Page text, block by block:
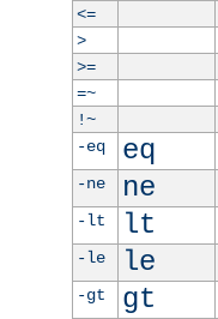
<=
>
>=
=~
!~
-eq
eq
-ne
ne
-lt
lt
-le
le
-gt
gt